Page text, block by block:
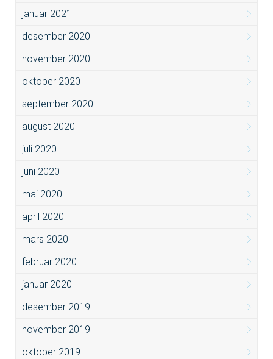
januar 2021
desember 2020
november 2020
oktober 2020
september 2020
august 2020
juli 2020
juni 2020
mai 2020
april 2020
mars 2020
februar 2020
januar 2020
desember 2019
november 2019
oktober 2019